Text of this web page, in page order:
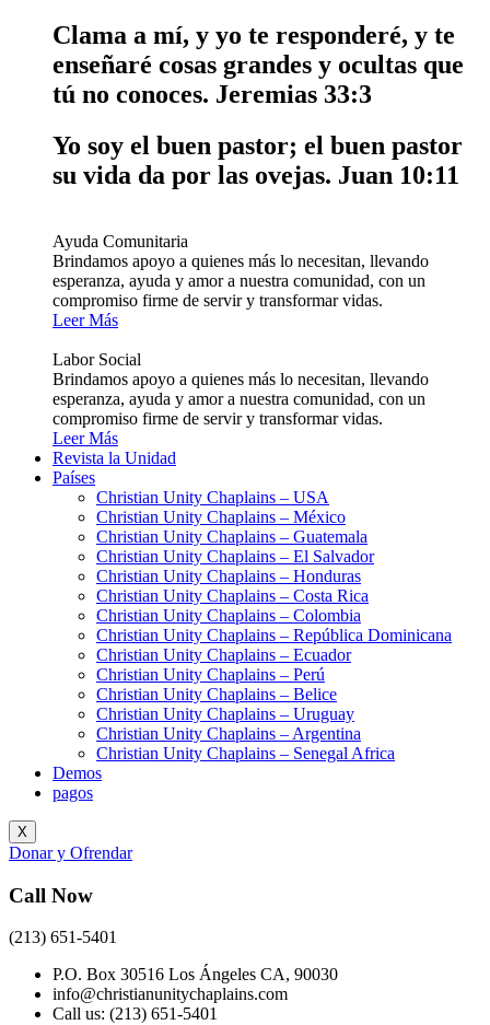
Clama a mí, y yo te responderé, y te
enseñaré cosas grandes y ocultas que
tú no conoces. Jeremias 33:3
Yo soy el buen pastor; el buen pastor
su vida da por las ovejas. Juan 10:11
Ayuda Comunitaria
Brindamos apoyo a quienes más lo necesitan, llevando
esperanza, ayuda y amor a nuestra comunidad, con un
compromiso firme de servir y transformar vidas.
Leer Más
Labor Social
Brindamos apoyo a quienes más lo necesitan, llevando
esperanza, ayuda y amor a nuestra comunidad, con un
compromiso firme de servir y transformar vidas.
Leer Más
Revista la Unidad
Países
Christian Unity Chaplains – USA
Christian Unity Chaplains – México
Christian Unity Chaplains – Guatemala
Christian Unity Chaplains – El Salvador
Christian Unity Chaplains – Honduras
Christian Unity Chaplains – Costa Rica
Christian Unity Chaplains – Colombia
Christian Unity Chaplains – República Dominicana
Christian Unity Chaplains – Ecuador
Christian Unity Chaplains – Perú
Christian Unity Chaplains – Belice
Christian Unity Chaplains – Uruguay
Christian Unity Chaplains – Argentina
Christian Unity Chaplains – Senegal Africa
Demos
pagos
X
Donar y Ofrendar
Call Now
(213) 651-5401
P.O. Box 30516 Los Ángeles CA, 90030
info@christianunitychaplains.com
Call us: (213) 651-5401